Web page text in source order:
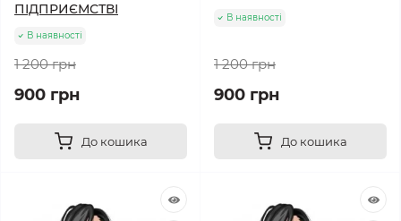
ПІДПРИЄМСТВІ
В наявності
1 200 грн
900 грн
До кошика
В наявності
1 200 грн
900 грн
До кошика